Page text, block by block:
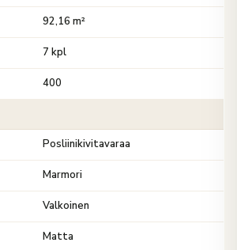
92,16 m²
7 kpl
400
Posliinikivitavaraa
Marmori
Valkoinen
Matta